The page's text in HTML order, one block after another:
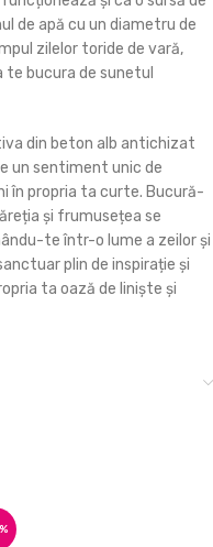
de apă cu un diametru de
zilelor toride de vară,
bucura de sunetul
din beton alb antichizat
un sentiment unic de
în propria ta curte. Bucură-
și frumusețea se
te într-o lume a zeilor și
plin de inspirație și
ta oază de liniște și